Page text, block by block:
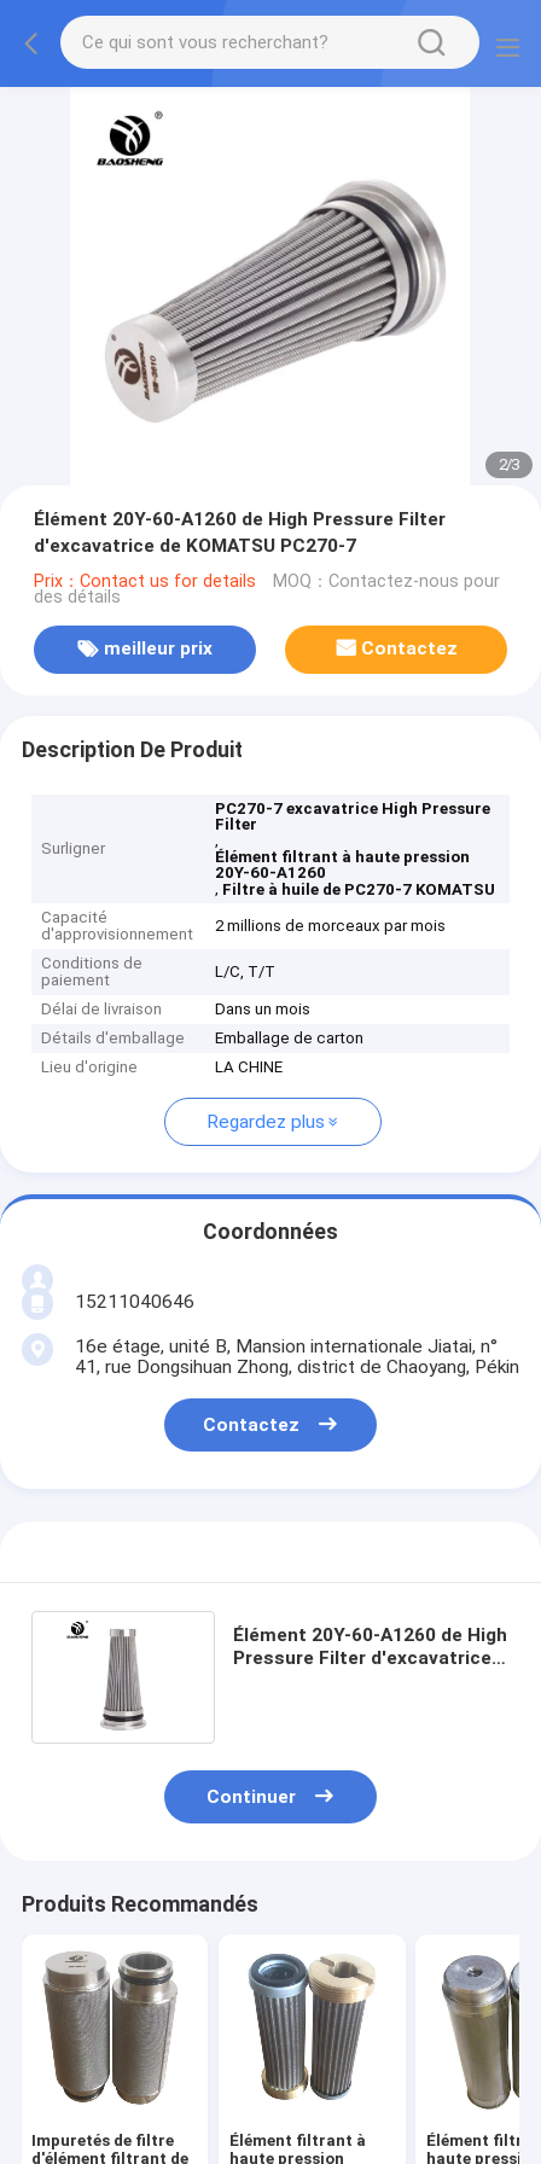
2/3
Élément 20Y-60-A1260 de High Pressure Filter
d'excavatrice de KOMATSU PC270-7
Prix：Contact us for details MOQ：Contactez-nous pour
des détails
meilleur prix Contactez
Description De Produit
Surligner
PC270-7 excavatrice High Pressure
Filter
,
Élément filtrant à haute pression
20Y-60-A1260
, Filtre à huile de PC270-7 KOMATSU
Capacité
d'approvisionnement
2 millions de morceaux par mois
Conditions de
paiement
L/C, T/T
Délai de livraison
Dans un mois
Détails d'emballage
Emballage de carton
Lieu d'origine
LA CHINE
Regardez plus
Coordonnées
15211040646
16e étage, unité B, Mansion internationale Jiatai, n°
41, rue Dongsihuan Zhong, district de Chaoyang, Pékin
Contactez
Élément 20Y-60-A1260 de High
Pressure Filter d'excavatrice
Continuer
Produits Recommandés
Impuretés de filtre
d'élément filtrant de
Élément filtrant à
haute pression
Élément
haute